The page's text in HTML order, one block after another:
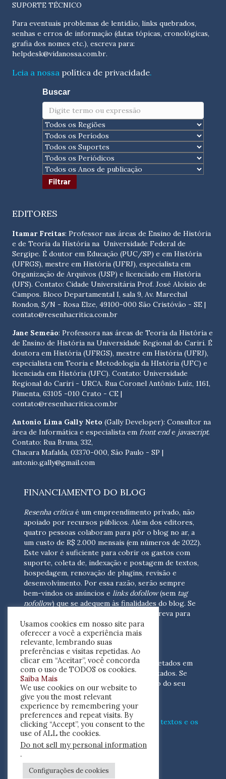
SUPORTE TÉCNICO
Para eventuais problemas de lentidão, links quebrados,
senhas e erros de informação (datas tópicas, cronológicas,
helpdesk@vidanossa.com.br.
Leia a nossa política de privacidade.
Buscar
EDITORES
Itamar Freitas: Professor nas áreas de Ensino de História
e de Teoria da História na Universidade Federal de
Sergipe. É doutor em Educação (PUC/SP) e em História
(UFRGS), mestre em História (UFRJ), especialista em
Organização de Arquivos (USP) e licenciado em História
(UFS). Contato: Cidade Universitária Prof. José Aloísio de
Campos. Bloco Departamental I, sala 9, Av. Marechal
Rondon, S/N - Rosa Elze, 49100-000 São Cristóvão - SE |
contato@resenhacritica.com.br
Jane Semeão: Professora nas áreas de Teoria da História e
de Ensino de História na Universidade Regional do Cariri. É
doutora em História (UFRGS), mestre em História (UFRJ),
especialista em Teoria e Metodologia da HIstória (UFC) e
licenciada em História (UFC). Contato: Universidade
Regional do Cariri - URCA. Rua Coronel Antônio Luíz, 1161,
Pimenta, 63105 -010 Crato - CE |
contato@resenhacritica.com.br
Antonio Lima Gally Neto (Gally Developer): Consultor na
área de Informática e especialista em front ende javascript.
Contato: Rua Bruna, 332,
Chacara Mafalda, 03370-000, São Paulo - SP |
antonio.gally@gmail.com
FINANCIAMENTO DO BLOG
Resenha críticaé um empreendimento privado, não
apoiado por recursos públicos. Além dos editores,
quatro pessoas colaboram para pôr o blog no ar, a
um custo de R$ 2.000 mensais (em números de 2022).
Este valor é suficiente para cobrir os gastos com
suporte, coleta de, indexação e postagem de textos,
hospedagem, renovação de plugins, revisão e
desenvolvimento. Por essa razão, serão sempre
bem-vindos os anúncios e links dofollow(sem tag
nofollow) que se adequem às finalidades do blog. Se
escreva para
nós(contato@resenhacritica.com.br)
FONTES E ACERVO
As resenhas, dossiês e sumários são coletados em
periódicos acadêmicos e sites especializados. Se
você tem interesse em divulgar o acervo do seu
periódico, escreva para nós
(contato@resenhacritica.com.br)
Conheça omodocomo processamos os textos e os
índicesdisponibilizados neste blog.
ISSN 2764-0302
Usamos cookies em nosso site para
oferecer a você a experiência mais
relevante, lembrando suas
preferências e visitas repetidas. Ao
clicar em “Aceitar”, você concorda
com o uso de TODOS os cookies.
Saiba Mais
We use cookies on our website to
give you the most relevant
experience by remembering your
preferences and repeat visits. By
clicking “Accept”, you consent to the
use of ALL the cookies.
Do not sell my personal information
.
Configurações de cookies